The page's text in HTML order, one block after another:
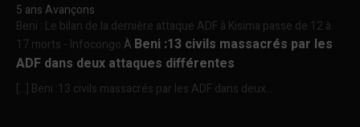
5 ans Avançons
Beni : Le bilan de la dernière attaque ADF à Kisima passe de 12 à
17 morts - InfocongoÀ Beni :13 civils massacrés par les
ADF dans deux attaques différentes
[…] Beni :13 civils massacrés par les ADF dans deux...